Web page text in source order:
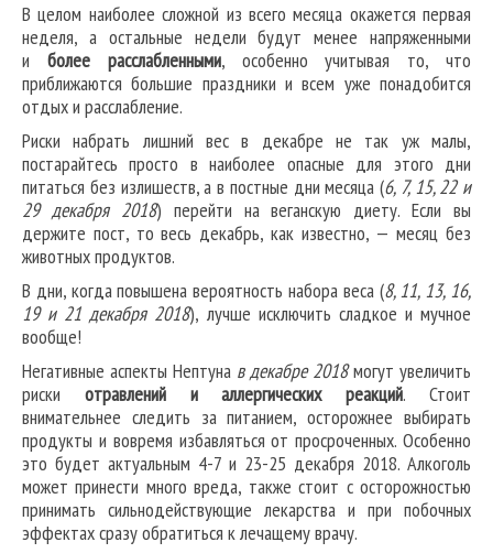
В целом наиболее сложной из всего месяца окажется первая
неделя, а остальные недели будут менее напряженными
и более расслабленными, особенно учитывая то, что
приближаются большие праздники и всем уже понадобится
отдых и расслабление.
Риски набрать лишний вес в декабре не так уж малы,
постарайтесь просто в наиболее опасные для этого дни
питаться без излишеств, а в постные дни месяца (6, 7, 15, 22 и
29 декабря 2018) перейти на веганскую диету. Если вы
держите пост, то весь декабрь, как известно, — месяц без
животных продуктов.
В дни, когда повышена вероятность набора веса (8, 11, 13, 16,
19 и 21 декабря 2018), лучше исключить сладкое и мучное
вообще!
Негативные аспекты Нептуна в декабре 2018могут увеличить
риски отравлений и аллергических реакций. Стоит
внимательнее следить за питанием, осторожнее выбирать
продукты и вовремя избавляться от просроченных. Особенно
это будет актуальным 4-7 и 23-25 декабря 2018. Алкоголь
может принести много вреда, также стоит с осторожностью
принимать сильнодействующие лекарства и при побочных
эффектах сразу обратиться к лечащему врачу.